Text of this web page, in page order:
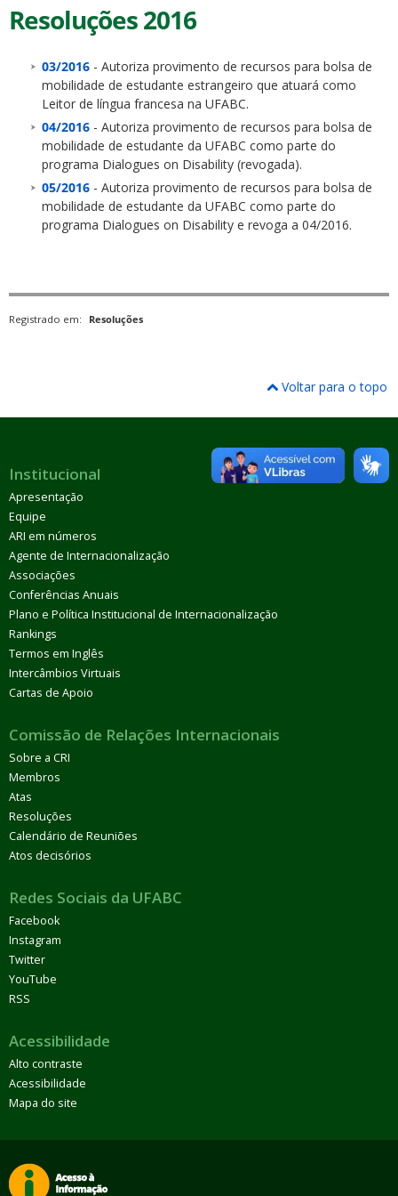
Resoluções 2016
03/2016 - Autoriza provimento de recursos para bolsa de
mobilidade de estudante estrangeiro que atuará como
Leitor de língua francesa na UFABC.
04/2016 - Autoriza provimento de recursos para bolsa de
mobilidade de estudante da UFABC como parte do
programa Dialogues on Disability (revogada).
05/2016 - Autoriza provimento de recursos para bolsa de
mobilidade de estudante da UFABC como parte do
programa Dialogues on Disability e revoga a 04/2016.
Registrado em: Resoluções
Voltar para o topo
Institucional
Apresentação
Equipe
ARI em números
Agente de Internacionalização
Associações
Conferências Anuais
Plano e Política Institucional de Internacionalização
Rankings
Termos em Inglês
Intercâmbios Virtuais
Cartas de Apoio
Comissão de Relações Internacionais
Sobre a CRI
Membros
Atas
Resoluções
Calendário de Reuniões
Atos decisórios
Redes Sociais da UFABC
Facebook
Instagram
Twitter
YouTube
RSS
Acessibilidade
Alto contraste
Acessibilidade
Mapa do site